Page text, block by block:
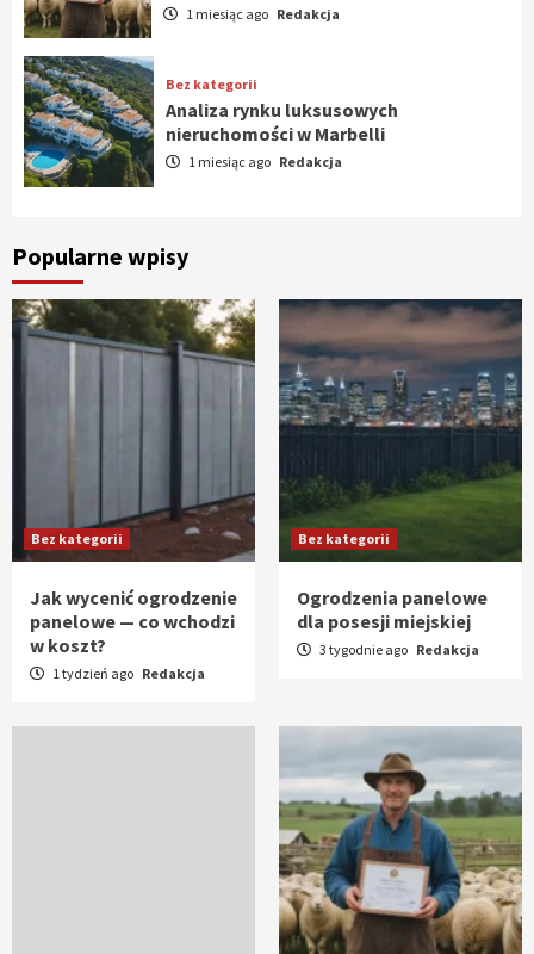
1 miesiąc ago Redakcja
Bez kategorii
Analiza rynku luksusowych
nieruchomości w Marbelli
1 miesiąc ago Redakcja
Popularne wpisy
Bez kategorii
Jak wycenić ogrodzenie
panelowe — co wchodzi
w koszt?
1 tydzień ago Redakcja
Bez kategorii
Ogrodzenia panelowe
dla posesji miejskiej
3 tygodnie ago Redakcja